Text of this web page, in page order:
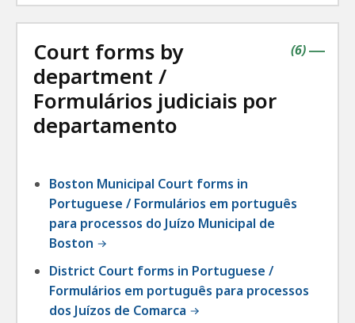
Court forms by
department /
Formulários judiciais por
departamento
|
(contains
6items
)
Boston Municipal Court forms in
Portuguese / Formulários em português
para processos do Juízo Municipal de
Boston
District Court forms in Portuguese /
Formulários em português para processos
dos Juízos de Comarca